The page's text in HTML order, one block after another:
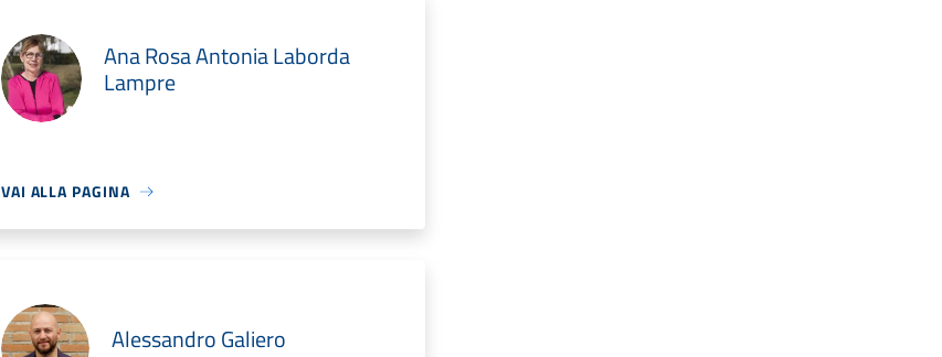
Ana Rosa Antonia Laborda
Lampre
VAI ALLA PAGINA
Alessandro Galiero